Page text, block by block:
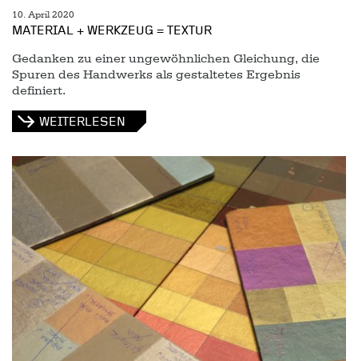
10. April 2020
MATERIAL + WERKZEUG = TEXTUR
Gedanken zu einer ungewöhnlichen Gleichung, die
Spuren des Handwerks als gestaltetes Ergebnis
definiert.
WEITERLESEN